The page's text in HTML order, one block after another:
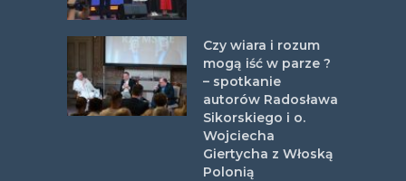
Czy wiara i rozum
mogą iść w parze ?
– spotkanie
autorów Radosława
Sikorskiego i o.
Wojciecha
Giertycha z Włoską
Polonią